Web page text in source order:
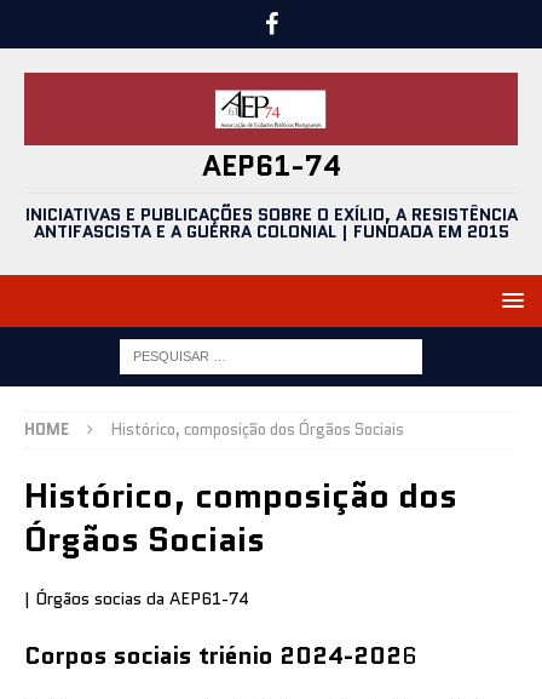
AEP61-74
INICIATIVAS E PUBLICAÇÕES SOBRE O EXÍLIO, A RESISTÊNCIA
ANTIFASCISTA E A GUERRA COLONIAL | FUNDADA EM 2015
HOME Histórico, composição dos Órgãos Sociais
Histórico, composição dos
Órgãos Sociais
| Órgãos socias da AEP61-74
Corpos sociais triénio 2024-2026